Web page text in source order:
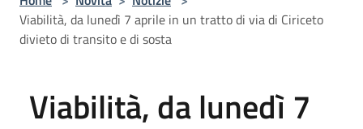
Viabilità, da lunedì 7 aprile in un tratto di via di Ciriceto
divieto di transito e di sosta
Viabilità, da lunedì 7